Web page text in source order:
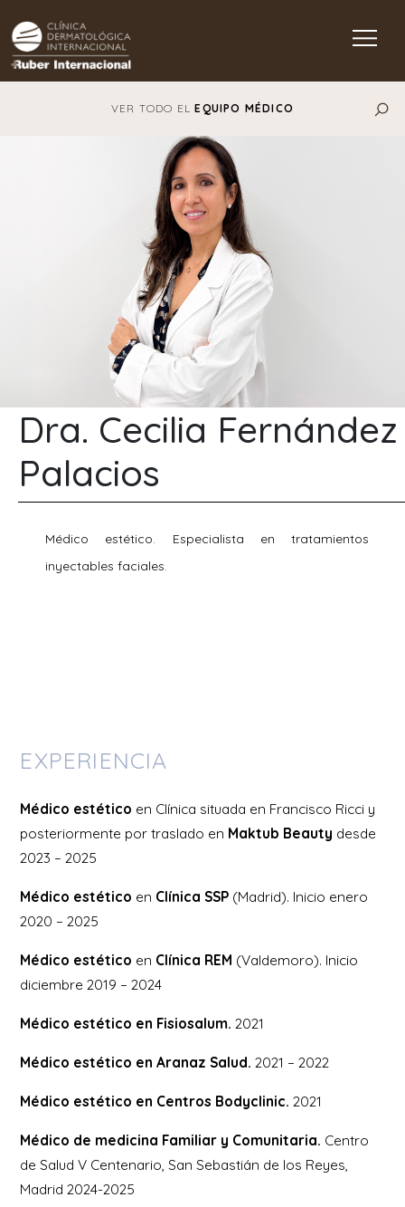
Main Navigation
VER TODO ELEQUIPO MÉDICO
Dra. Cecilia Fernández
Palacios
Médico estético. Especialista en tratamientos
inyectables faciales.
EXPERIENCIA
Médico estético en Clínica situada en Francisco Ricci y
posteriormente por traslado en Maktub Beauty desde
2023 – 2025
Médico estético en Clínica SSP (Madrid). Inicio enero
2020 – 2025
Médico estético en Clínica REM (Valdemoro). Inicio
diciembre 2019 – 2024
Médico estético en Fisiosalum.2021
Médico estético en Aranaz Salud.2021 – 2022
Médico estético en Centros Bodyclinic.2021
Médico de medicina Familiar y Comunitaria. Centro
de Salud V Centenario, San Sebastián de los Reyes,
Madrid 2024-2025